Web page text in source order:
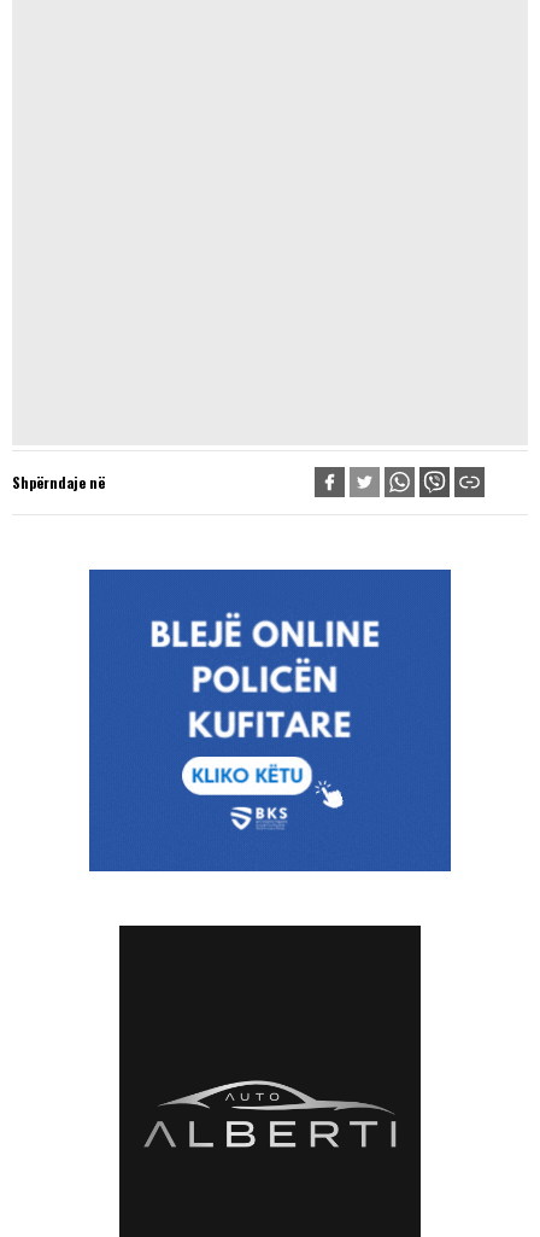
Shpërndaje në